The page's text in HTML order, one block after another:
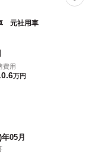
元社用車
費用
万円
05月